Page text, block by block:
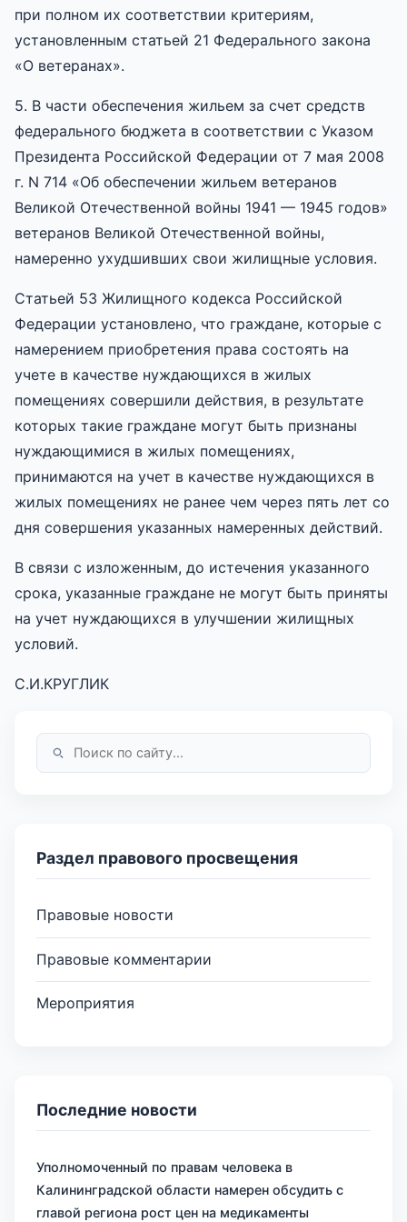
при полном их соответствии критериям,
установленным статьей 21 Федерального закона
«О ветеранах».
5. В части обеспечения жильем за счет средств
федерального бюджета в соответствии с Указом
Президента Российской Федерации от 7 мая 2008
г. N 714 «Об обеспечении жильем ветеранов
Великой Отечественной войны 1941 — 1945 годов»
ветеранов Великой Отечественной войны,
намеренно ухудшивших свои жилищные условия.
Статьей 53 Жилищного кодекса Российской
Федерации установлено, что граждане, которые с
намерением приобретения права состоять на
учете в качестве нуждающихся в жилых
помещениях совершили действия, в результате
которых такие граждане могут быть признаны
нуждающимися в жилых помещениях,
принимаются на учет в качестве нуждающихся в
жилых помещениях не ранее чем через пять лет со
дня совершения указанных намеренных действий.
В связи с изложенным, до истечения указанного
срока, указанные граждане не могут быть приняты
на учет нуждающихся в улучшении жилищных
условий.
С.И.КРУГЛИК
Раздел правового просвещения
Правовые новости
Правовые комментарии
Мероприятия
Последние новости
Уполномоченный по правам человека в
Калининградской области намерен обсудить с
главой региона рост цен на медикаменты